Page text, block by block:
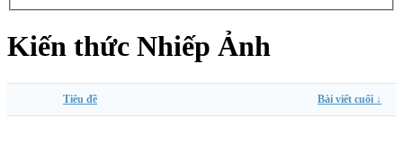
Kiến thức Nhiếp Ảnh
Tiêu đề Bài viết cuối ↓